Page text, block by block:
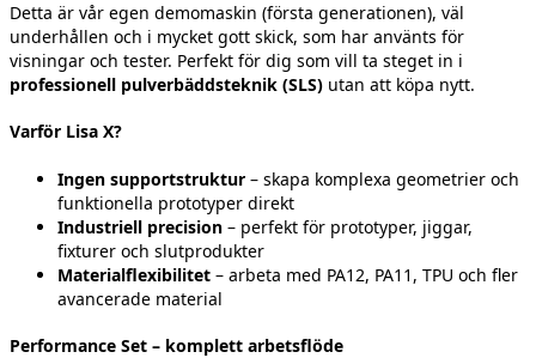
Detta är vår egen demomaskin (första generationen), väl
underhållen och i mycket gott skick, som har använts för
visningar och tester. Perfekt för dig som vill ta steget in i
professionell pulverbäddsteknik (SLS) utan att köpa nytt.
Varför Lisa X?
Ingen supportstruktur – skapa komplexa geometrier och
funktionella prototyper direkt
Industriell precision – perfekt för prototyper, jiggar,
fixturer och slutprodukter
Materialflexibilitet – arbeta med PA12, PA11, TPU och fler
avancerade material
Performance Set – komplett arbetsflöde